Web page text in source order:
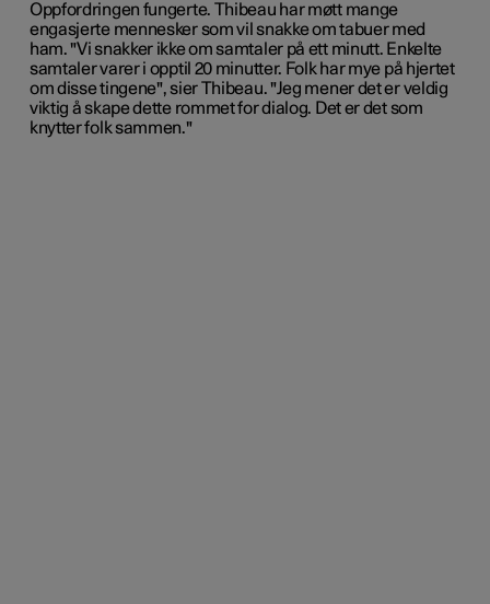
Oppfordringen fungerte. Thibeau har møtt mange
engasjerte mennesker som vil snakke om tabuer med
ham. "Vi snakker ikke om samtaler på ett minutt. Enkelte
samtaler varer i opptil 20 minutter. Folk har mye på hjertet
om disse tingene", sier Thibeau. "Jeg mener det er veldig
viktig å skape dette rommet for dialog. Det er det som
knytter folk sammen."